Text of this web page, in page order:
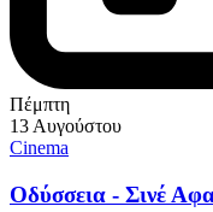
Πέμπτη
13 Αυγούστου
Cinema
Οδύσσεια - Σινέ